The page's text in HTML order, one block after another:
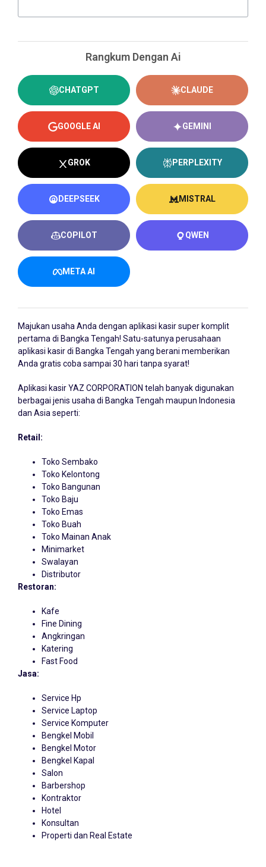
Rangkum Dengan Ai
CHATGPT CLAUDE
GOOGLE AI GEMINI
GROK PERPLEXITY
DEEPSEEK MISTRAL
COPILOT QWEN
META AI
Majukan usaha Anda dengan aplikasi kasirsuper komplit
pertama di Bangka Tengah! Satu-satunya perusahaan
aplikasi kasir di Bangka Tengah yang berani memberikan
Anda gratis coba sampai 30 hari tanpa syarat!
Aplikasi kasir YAZ CORPORATION telah banyak digunakan
berbagai jenis usaha di Bangka Tengah maupun Indonesia
dan Asia seperti:
Retail:
Toko Sembako
Toko Kelontong
Toko Bangunan
Toko Baju
Toko Emas
Toko Buah
Toko Mainan Anak
Minimarket
Swalayan
Distributor
Restoran:
Kafe
Fine Dining
Angkringan
Katering
Fast Food
Jasa:
Service Hp
Service Laptop
Service Komputer
Bengkel Mobil
Bengkel Motor
Bengkel Kapal
Salon
Barbershop
Kontraktor
Hotel
Konsultan
Properti dan Real Estate